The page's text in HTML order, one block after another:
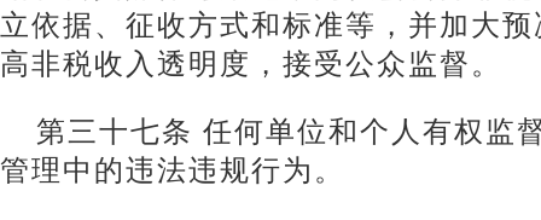
立依据、征收方式和标准等，并加大
高非税收入透明度，接受公众监督。
第三十七条 任何单位和个人有权监
管理中的违法违规行为。